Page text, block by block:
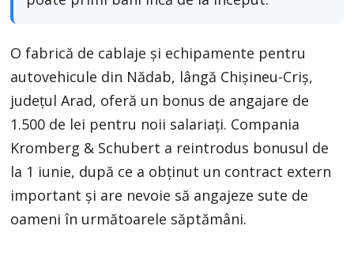
O fabrică de cablaje și echipamente pentru
autovehicule din Nădab, lângă Chișineu-Criș,
județul Arad, oferă un bonus de angajare de
1.500 de lei pentru noii salariați. Compania
Kromberg & Schubert a reintrodus bonusul de
la 1 iunie, după ce a obținut un contract extern
important și are nevoie să angajeze sute de
oameni în următoarele săptămâni.